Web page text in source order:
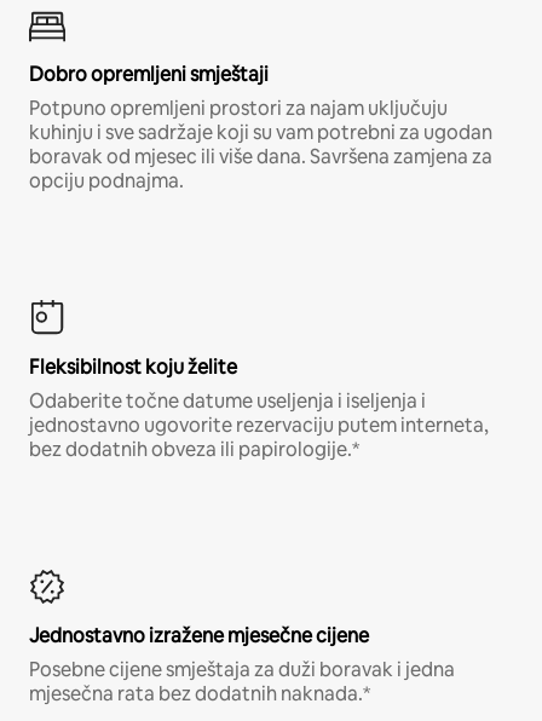
Dobro opremljeni smještaji
Potpuno opremljeni prostori za najam uključuju
kuhinju i sve sadržaje koji su vam potrebni za ugodan
boravak od mjesec ili više dana. Savršena zamjena za
opciju podnajma.
Fleksibilnost koju želite
Odaberite točne datume useljenja i iseljenja i
jednostavno ugovorite rezervaciju putem interneta,
bez dodatnih obveza ili papirologije.*
Jednostavno izražene mjesečne cijene
Posebne cijene smještaja za duži boravak i jedna
mjesečna rata bez dodatnih naknada.*